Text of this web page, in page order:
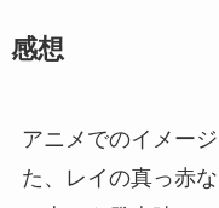
感想
アニメでのイメー
た、レイの真っ赤